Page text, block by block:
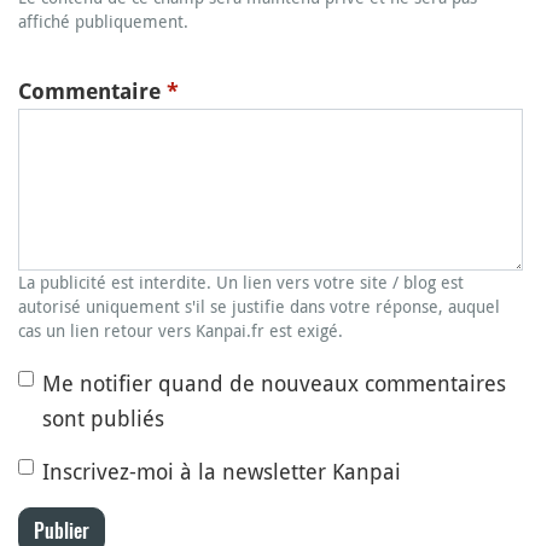
affiché publiquement.
Commentaire *
La publicité est interdite. Un lien vers votre site / blog est
autorisé uniquement s'il se justifie dans votre réponse, auquel
cas un lien retour vers Kanpai.fr est exigé.
Me notifier quand de nouveaux commentaires
sont publiés
Inscrivez-moi à la newsletter Kanpai
Publier